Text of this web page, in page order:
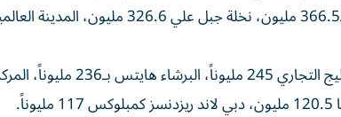
مدينة المطار 631.3 مليون، أم سقيم الأولى 377 مليوناً، ميدان وان بـ366.5 مليون، نخلة
وسجلت الرهون، 3.3 مليار درهم، تمثلت عبر 997 صفقة، أهمها: الخليج